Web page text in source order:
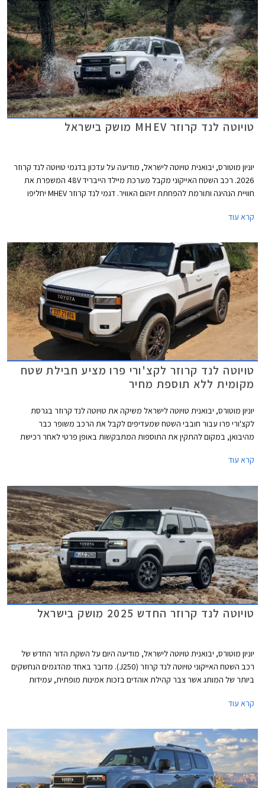
טויוטה לנד קרוזר MHEV מושק בישראל
יוניון מוטורס, יבואנית טויוטה לישראל, מודיעה על עדכון בדגמי טויוטה לנד קרוזר
2026. רכב השטח האייקוני מקבל מערכת מיילד הייבריד 48V המשפרת את
חוויית הנהיגה ותורמת להפחתת זיהום האוויר. דגמי לנד קרוזר MHEV יחליפו
קרא עוד
טויוטה לנד קרוזר לקצ'ורי פרו מציע חבילת שטח
מקומית ללא תוספת מחיר
יוניון מוטורס, יבואנית טויוטה לישראל משיקה את טויוטה לנד קרוזר בגרסת
לקצ'ורי פרו עבור חובבי השטח שמעדיפים לקבל את הרכב משופר כבר
מהיבואן, במקום להתקין את התוספות המתבקשות באופן פרטי לאחר רכישת
קרא עוד
טויוטה לנד קרוזר החדש 2025 מושק בישראל
יוניון מוטורס, יבואנית טויוטה לישראל, מודיעה היום על השקת הדור החדש של
רכב השטח האייקוני טויוטה לנד קרוזר (J250). מדובר באחד מהדגמים הנחשקים
ביותר של המותג אשר צבר קהילת אוהדים בזכות אמינות מופתית, עמידות
קרא עוד